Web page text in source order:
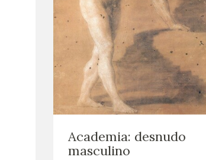
Academia: desnudo
masculino